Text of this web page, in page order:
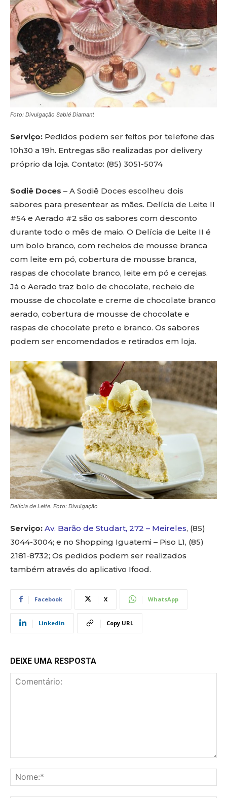
Foto: Divulgação Sablé Diamant
Serviço: Pedidos podem ser feitos por telefone das
10h30 a 19h. Entregas são realizadas por delivery
próprio da loja. Contato: (85) 3051-5074
Sodiê Doces – A Sodiê Doces escolheu dois
sabores para presentear as mães. Delícia de Leite II
#54 e Aerado #2 são os sabores com desconto
durante todo o mês de maio. O Delícia de Leite II é
um bolo branco, com recheios de mousse branca
com leite em pó, cobertura de mousse branca,
raspas de chocolate branco, leite em pó e cerejas.
Já o Aerado traz bolo de chocolate, recheio de
mousse de chocolate e creme de chocolate branco
aerado, cobertura de mousse de chocolate e
raspas de chocolate preto e branco. Os sabores
podem ser encomendados e retirados em loja.
Delícia de Leite. Foto: Divulgação
Serviço: Av. Barão de Studart, 272 – Meireles, (85)
3044-3004; e no Shopping Iguatemi – Piso L1, (85)
2181-8732; Os pedidos podem ser realizados
também através do aplicativo Ifood.
Facebook X WhatsApp
Linkedin Copy URL
DEIXE UMA RESPOSTA